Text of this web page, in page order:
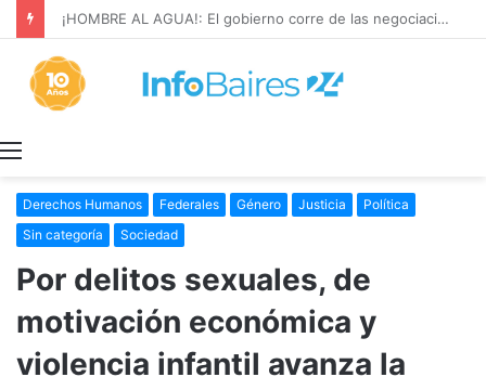
¡HOMBRE AL AGUA!: El gobierno corre de las negociaciones a Sturzenegger con los prácticos marítimos
Derechos Humanos Federales Género Justicia
Política
Sin categoría
Sociedad
Por delitos sexuales, de
motivación económica y
violencia infantil avanza la